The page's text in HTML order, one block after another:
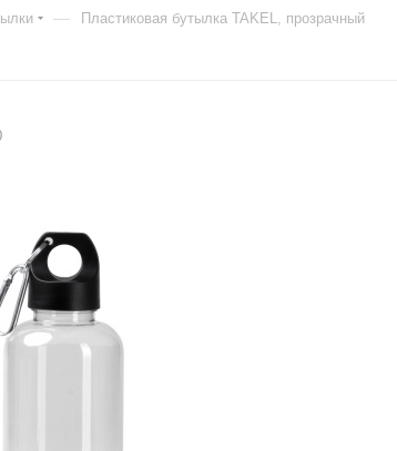
— Пластиковая бутылка TAKEL, прозрачный